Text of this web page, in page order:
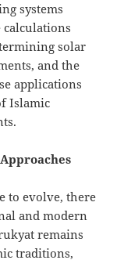
systems
calculations
solar
and the
applications
Islamic
to evolve, there
and modern
remains
traditions,